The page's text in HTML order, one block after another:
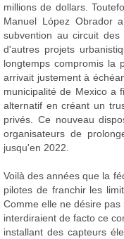
millions de dollars.
Manuel López Obrador
subvention au circuit
d'autres projets
longtemps compromis la
arrivait justement à
municipalité de Mexico a
alternatif en créant un
privés. Ce nouveau
organisateurs de
jusqu'en 2022.
Voilà des années que la
pilotes de franchir les
Comme elle ne désire
interdiraient de facto ce
installant des capteurs